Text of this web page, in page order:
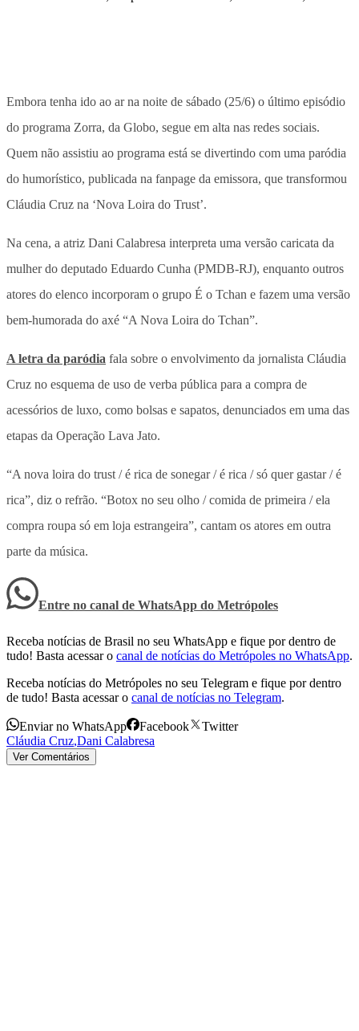
Embora tenha ido ao ar na noite de sábado (25/6) o último episódio
do programa Zorra, da Globo, segue em alta nas redes sociais.
Quem não assistiu ao programa está se divertindo com uma paródia
do humorístico, publicada na fanpage da emissora, que transformou
Cláudia Cruz na ‘Nova Loira do Trust’.
Na cena, a atriz Dani Calabresa interpreta uma versão caricata da
mulher do deputado Eduardo Cunha (PMDB-RJ), enquanto outros
atores do elenco incorporam o grupo É o Tchan e fazem uma versão
bem-humorada do axé “A Nova Loira do Tchan”.
A letra da paródia fala sobre o envolvimento da jornalista Cláudia
Cruz no esquema de uso de verba pública para a compra de
acessórios de luxo, como bolsas e sapatos, denunciados em uma das
etapas da Operação Lava Jato.
“A nova loira do trust / é rica de sonegar / é rica / só quer gastar / é
rica”, diz o refrão. “Botox no seu olho / comida de primeira / ela
compra roupa só em loja estrangeira”, cantam os atores em outra
parte da música.
Entre no canal de WhatsApp do Metrópoles
Receba notícias de Brasil no seu WhatsApp e fique por dentro de
tudo! Basta acessar o canal de notícias do Metrópoles no WhatsApp.
Receba notícias do Metrópoles no seu Telegram e fique por dentro
de tudo! Basta acessar o canal de notícias no Telegram.
Enviar no WhatsApp Facebook
Twitter
Cláudia Cruz,Dani Calabresa
Ver Comentários